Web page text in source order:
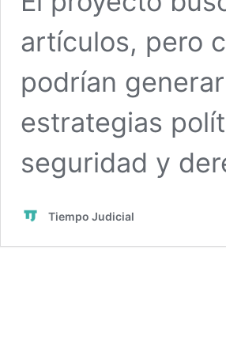
artículos, pero
podrían
estrategias
seguridad y
Tiempo Judicial